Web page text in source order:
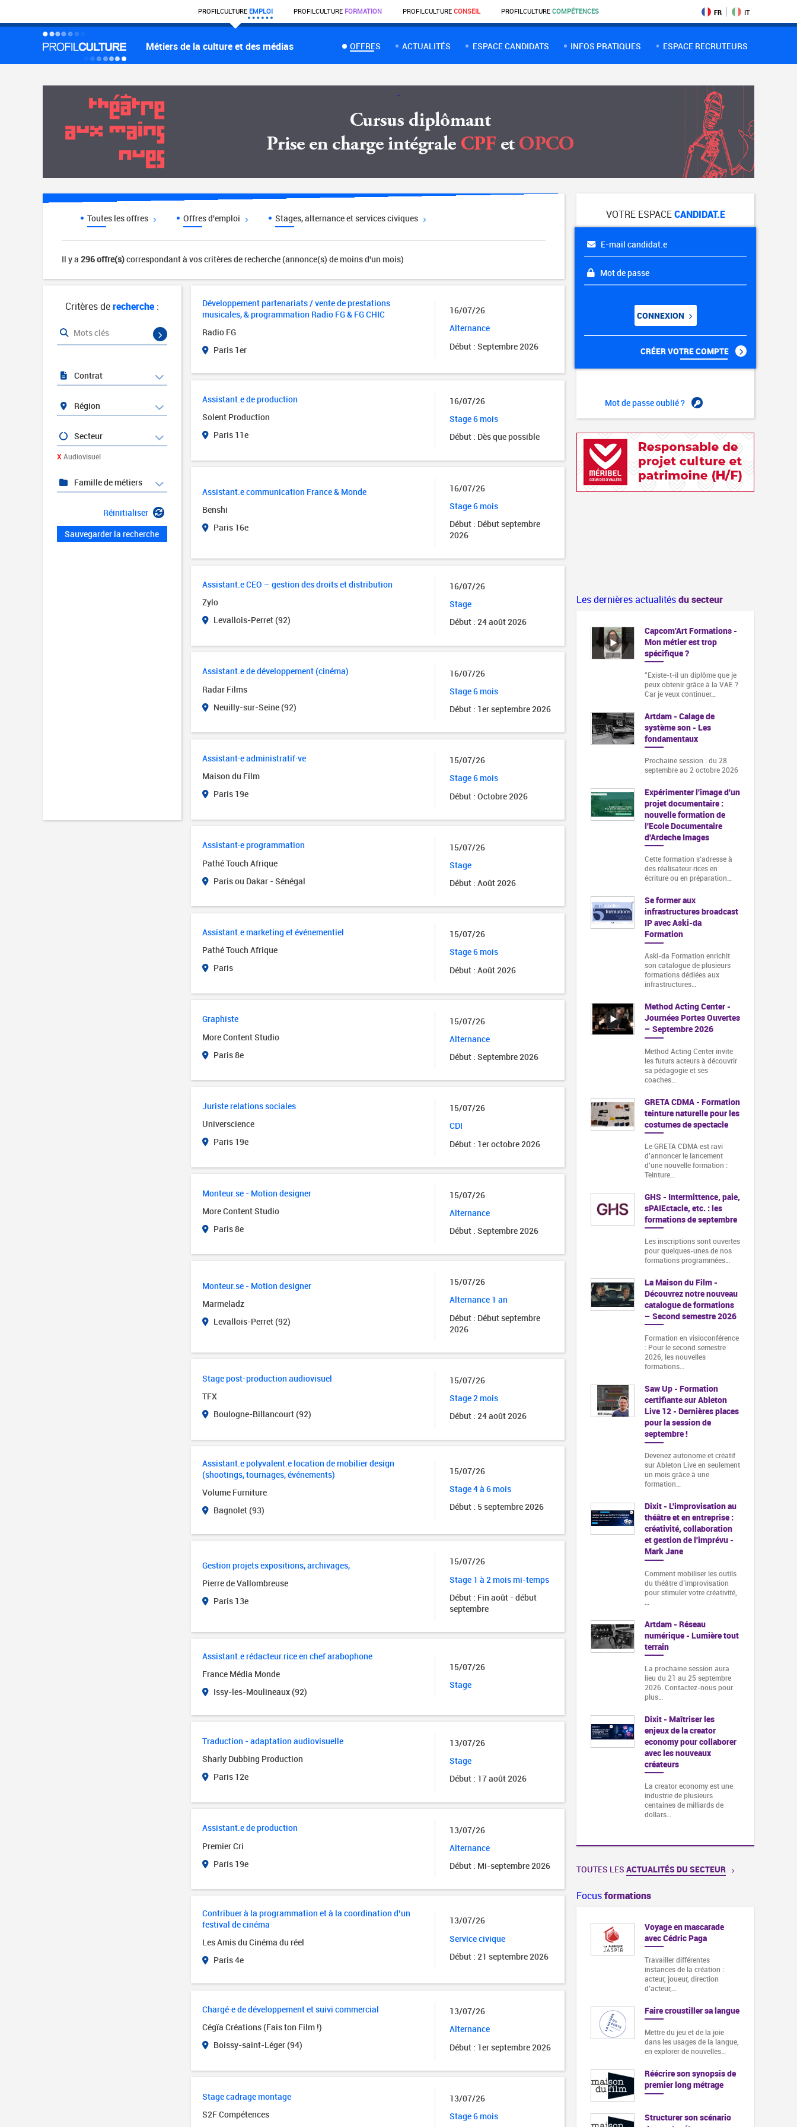
PROFILCULTURE EMPLOI PROFILCULTURE FORMATION PROFILCULTURE CONSEIL PROFILCULTURE COMPÉTENCES FR IT
Métiers de la culture et des médias OFFRES ACTUALITÉS ESPACE CANDIDATS INFOS PRATIQUES ESPACE RECRUTEURS
Toutes les offres Offres d'emploi Stages, alternance et services civiques
Il y a 296 offre(s)correspondant à vos critères de recherche (annonce(s) de moins d'un mois)
Développement partenariats / vente de prestations
musicales, & programmation Radio FG & FG CHIC
Radio FG
Paris 1er
16/07/26
Alternance
Début : Septembre 2026
Assistant.e de production
Solent Production
Paris 11e
16/07/26
Stage 6 mois
Début : Dès que possible
Assistant.e communication France & Monde
Benshi
Paris 16e
16/07/26
Stage 6 mois
Début : Début septembre
2026
Assistant.e CEO – gestion des droits et distribution
Zylo
Levallois-Perret (92)
16/07/26
Stage
Début : 24 août 2026
Assistant.e de développement (cinéma)
Radar Films
Neuilly-sur-Seine (92)
16/07/26
Stage 6 mois
Début : 1er septembre 2026
Assistant·e administratif·ve
Maison du Film
Paris 19e
15/07/26
Stage 6 mois
Début : Octobre 2026
Assistant·e programmation
Pathé Touch Afrique
Paris ou Dakar - Sénégal
15/07/26
Stage
Début : Août 2026
Assistant.e marketing et événementiel
Pathé Touch Afrique
Paris
15/07/26
Stage 6 mois
Début : Août 2026
Graphiste
More Content Studio
Paris 8e
15/07/26
Alternance
Début : Septembre 2026
Juriste relations sociales
Universcience
Paris 19e
15/07/26
CDI
Début : 1er octobre 2026
Monteur.se - Motion designer
More Content Studio
Paris 8e
15/07/26
Alternance
Début : Septembre 2026
Monteur.se - Motion designer
Marmeladz
Levallois-Perret (92)
15/07/26
Alternance 1 an
Début : Début septembre
2026
Stage post-production audiovisuel
TFX
Boulogne-Billancourt (92)
15/07/26
Stage 2 mois
Début : 24 août 2026
Assistant.e polyvalent.e location de mobilier design
(shootings, tournages, événements)
Volume Furniture
Bagnolet (93)
15/07/26
Stage 4 à 6 mois
Début : 5 septembre 2026
Gestion projets expositions, archivages,
Pierre de Vallombreuse
Paris 13e
15/07/26
Stage 1 à 2 mois mi-temps
Début : Fin août - début
septembre
Assistant.e rédacteur.rice en chef arabophone
France Média Monde
Issy-les-Moulineaux (92)
15/07/26
Stage
Traduction - adaptation audiovisuelle
Sharly Dubbing Production
Paris 12e
13/07/26
Stage
Début : 17 août 2026
Assistant.e de production
Premier Cri
Paris 19e
13/07/26
Alternance
Début : Mi-septembre 2026
Contribuer à la programmation et à la coordination d’un
festival de cinéma
Les Amis du Cinéma du réel
Paris 4e
13/07/26
Service civique
Début : 21 septembre 2026
Chargé·e de développement et suivi commercial
Cégïa Créations (Fais ton Film !)
Boissy-saint-Léger (94)
13/07/26
Alternance
Début : 1er septembre 2026
Stage cadrage montage
S2F Compétences
13/07/26
Stage 6 mois
Critères derecherche:
Mots clés
Contrat
Région
Secteur
XAudiovisuel
Famille de métiers
Réinitialiser
Sauvegarder la recherche
VOTRE ESPACECANDIDAT.E
E-mail candidat.e
Mot de passe
CONNEXION
CRÉER VOTRE COMPTE
Mot de passe oublié ?
Les dernières actualitésdu secteur
Capcom'Art Formations -
Mon métier est trop
spécifique ?
"Existe-t-il un diplôme que je
peux obtenir grâce à la VAE ?
Car je veux continuer…
Artdam - Calage de
système son - Les
fondamentaux
Prochaine session : du 28
septembre au 2 octobre 2026
Expérimenter l'image d'un
projet documentaire :
nouvelle formation de
l'Ecole Documentaire
d'Ardeche Images
Cette formation s‘adresse à
des réalisateur·rices en
écriture ou en préparation…
Se former aux
infrastructures broadcast
IP avec Aski-da
Formation
Aski-da Formation enrichit
son catalogue de plusieurs
formations dédiées aux
infrastructures…
Method Acting Center -
Journées Portes Ouvertes
– Septembre 2026
Method Acting Center invite
les futurs acteurs à découvrir
sa pédagogie et ses
coaches…
GRETA CDMA - Formation
teinture naturelle pour les
costumes de spectacle
Le GRETA CDMA est ravi
d'annoncer le lancement
d'une nouvelle formation :
Teinture…
GHS - Intermittence, paie,
sPAIEctacle, etc. : les
formations de septembre
Les inscriptions sont ouvertes
pour quelques-unes de nos
formations programmées…
La Maison du Film -
Découvrez notre nouveau
catalogue de formations
– Second semestre 2026
Formation en visioconférence
: Pour le second semestre
2026, les nouvelles
formations…
Saw Up - Formation
certifiante sur Ableton
Live 12 - Dernières places
pour la session de
septembre !
Devenez autonome et créatif
sur Ableton Live en seulement
un mois grâce à une
formation…
Dixit - L'improvisation au
théâtre et en entreprise :
créativité, collaboration
et gestion de l'imprévu -
Mark Jane
Comment mobiliser les outils
du théâtre d’improvisation
pour stimuler votre créativité,
Artdam - Réseau
numérique - Lumière tout
terrain
La prochaine session aura
lieu du 21 au 25 septembre
2026. Contactez-nous pour
plus…
Dixit - Maîtriser les
enjeux de la creator
economy pour collaborer
avec les nouveaux
créateurs
La creator economy est une
industrie de plusieurs
centaines de milliards de
dollars…
TOUTES LES ACTUALITÉS DU SECTEUR
Focusformations
Méthode tailleur
Attestation de fin de
formation. Attestation de
compétences. Évaluation des
les fondamentaux - 100%
à distance
Attestation de fin de
formation Relevé d'acquis
d'un…
Cycle national - Inventer
demain
budgétaire d'une
conception : Vectorworks
avec Cédric Paga
Travailler différentes
Faire croustiller sa langue
dans les usages de la langue,
en explorer de nouvelles…
Réécrire son synopsis de
Structurer son scénario
Méthode tailleur
Attestation de fin de
formation. Attestation de
compétences. Évaluation des
compétences…
les fondamentaux - 100%
à distance
Attestation de fin de
formation Relevé d'acquis
d'un…
Cycle national - Inventer
demain